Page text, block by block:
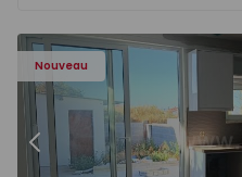
Nouveau
Maison T2 Abrantes, Pego
Précédent